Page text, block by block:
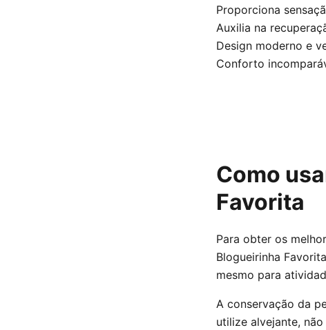
Proporciona
Auxilia na
Design moderno e
Conforto
Como
Favorita
Para obter os
Blogueirinha
mesmo para
A conservação da
utilize alvejante,